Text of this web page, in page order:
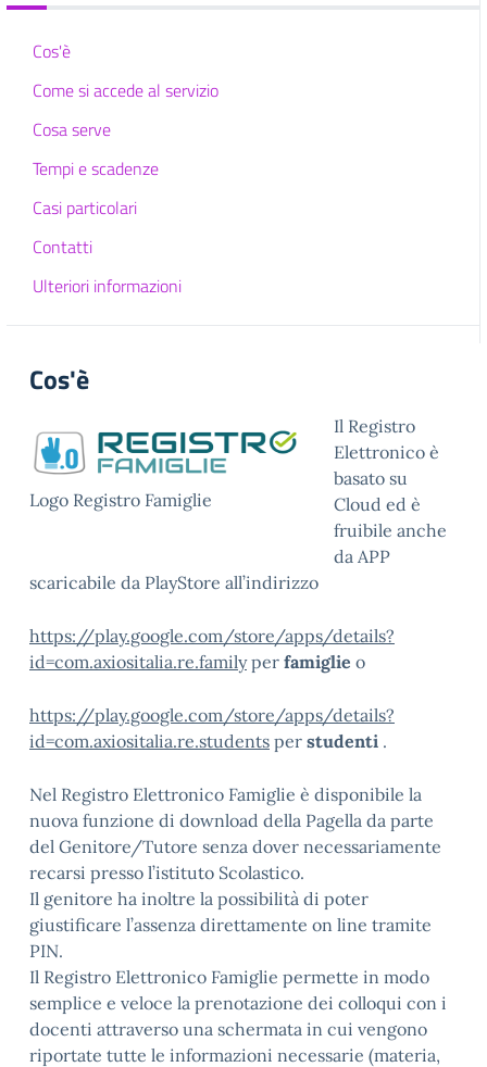
Cos'è
Come si accede al servizio
Cosa serve
Tempi e scadenze
Casi particolari
Contatti
Ulteriori informazioni
Cos'è
Logo Registro Famiglie
Il Registro
Elettronico è
basato su
Cloud ed è
fruibile anche
da APP
scaricabile da PlayStore all’indirizzo
https://play.google.com/store/apps/details?
id=com.axiositalia.re.familyper famiglie o
https://play.google.com/store/apps/details?
id=com.axiositalia.re.students per studenti .
Nel Registro Elettronico Famiglie è disponibile la
nuova funzione di download della Pagella da parte
del Genitore/Tutore senza dover necessariamente
recarsi presso l’istituto Scolastico.
Il genitore ha inoltre la possibilità di poter
giustificare l’assenza direttamente on line tramite
PIN.
Il Registro Elettronico Famiglie permette in modo
semplice e veloce la prenotazione dei colloqui con i
docenti attraverso una schermata in cui vengono
riportate tutte le informazioni necessarie (materia,